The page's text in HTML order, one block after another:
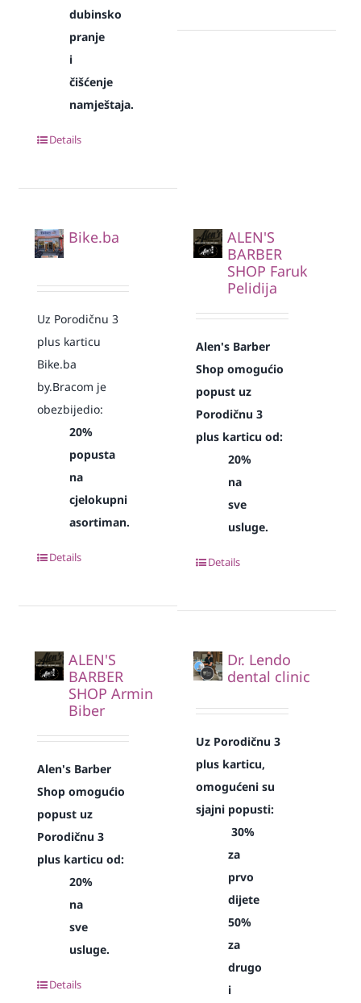
dubinsko
pranje
i
čišćenje
namještaja.
Details
Bike.ba
Uz Porodičnu 3
plus karticu
Bike.ba
by.Bracom je
obezbijedio:
20%
popusta
na
cjelokupni
asortiman.
Details
ALEN'S
BARBER
SHOP Faruk
Pelidija
Alen's Barber
Shop omogućio
popust uz
Porodičnu 3
plus karticu od:
20%
na
sve
usluge.
Details
ALEN'S
BARBER
SHOP Armin
Biber
Alen's Barber
Shop omogućio
popust uz
Porodičnu 3
plus karticu od:
20%
na
sve
usluge.
Details
Dr. Lendo
dental clinic
Uz Porodičnu 3
plus karticu,
omogućeni su
sjajni popusti:
30%
za
prvo
dijete
50%
za
drugo
i